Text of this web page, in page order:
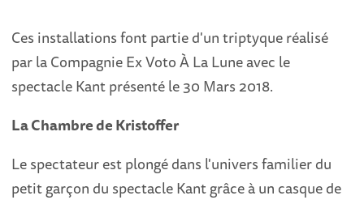
Ces installations font partie d'un triptyque réalisé
par la Compagnie Ex Voto À La Lune avec le
spectacle Kant présenté le 30 Mars 2018.
La Chambre de Kristoffer
Le spectateur est plongé dans l'univers familier du
petit garçon du spectacle Kant grâce à un casque de